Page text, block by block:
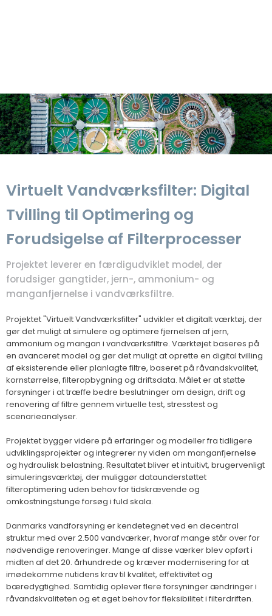
Virtuelt Vandværksfilter: Digital
Tvilling til Optimering og
Forudsigelse af Filterprocesser
Projektet leverer en færdigudviklet model, der
forudsiger gangtider, jern-, ammonium- og
manganfjernelse i vandværksfiltre.
Projektet "Virtuelt Vandværksfilter" udvikler et digitalt værktøj, der
gør det muligt at simulere og optimere fjernelsen af jern,
ammonium og mangan i vandværksfiltre. Værktøjet baseres på
en avanceret model og gør det muligt at oprette en digital tvilling
af eksisterende eller planlagte filtre, baseret på råvandskvalitet,
kornstørrelse, filteropbygning og driftsdata. Målet er at støtte
forsyninger i at træffe bedre beslutninger om design, drift og
renovering af filtre gennem virtuelle test, stresstest og
scenarieanalyser.
Projektet bygger videre på erfaringer og modeller fra tidligere
udviklingsprojekter og integrerer ny viden om manganfjernelse
og hydraulisk belastning. Resultatet bliver et intuitivt, brugervenligt
simuleringsværktøj, der muliggør dataunderstøttet
filteroptimering uden behov for tidskrævende og
omkostningstunge forsøg i fuld skala.
Danmarks vandforsyning er kendetegnet ved en decentral
struktur med over 2.500 vandværker, hvoraf mange står over for
nødvendige renoveringer. Mange af disse værker blev opført i
midten af det 20. århundrede og kræver modernisering for at
imødekomme nutidens krav til kvalitet, effektivitet og
bæredygtighed. Samtidig oplever flere forsyninger ændringer i
råvandskvaliteten og et øget behov for fleksibilitet i filterdriften.